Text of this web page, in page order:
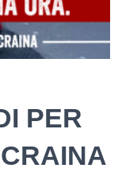
PER